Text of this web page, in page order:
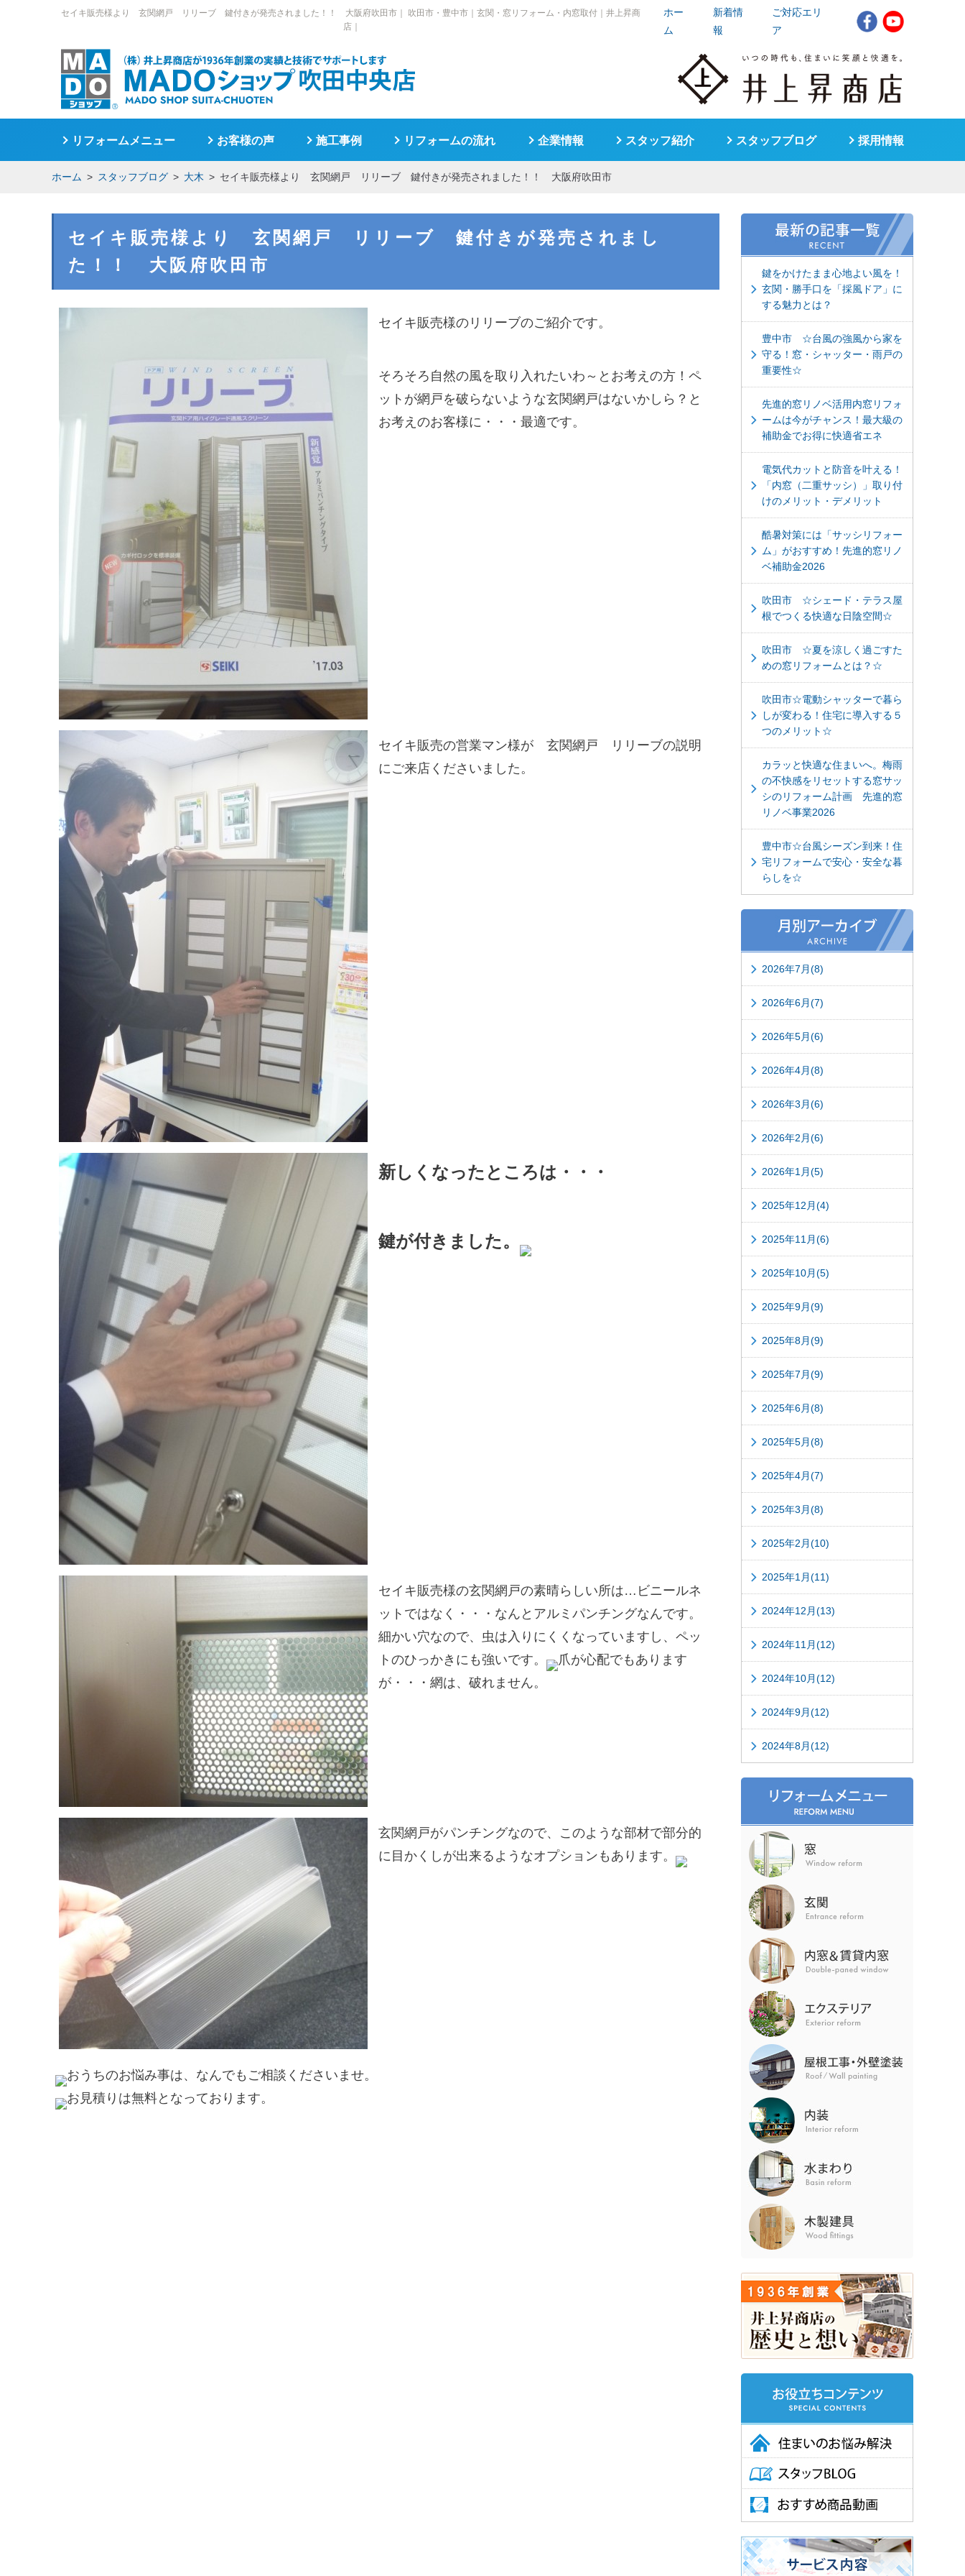
セイキ販売様より 玄関網戸 リリーブ 鍵付きが発売されました！！ 大阪府吹田市｜
吹田市・豊中市｜玄関・窓リフォーム・内窓取付｜井上昇商
店｜
ホーム スタッフブログ 大木 セイキ販売様より 玄関網戸 リリーブ 鍵付きが発売されました！！ 大阪府吹田市
ホー
ム
新着情
報
ご対応エリ
ア
リフォームメニュー お客様の声 施工事例 リフォームの流れ 企業情報 スタッフ紹介 スタッフブログ 採用情報
セイキ販売様より 玄関網戸 リリーブ 鍵付きが発売されまし
た！！ 大阪府吹田市
セイキ販売様のリリーブのご紹介です。
そろそろ自然の風を取り入れたいわ～とお考えの方！ペ
ットが網戸を破らないような玄関網戸はないかしら？と
お考えのお客様に・・・最適です。
セイキ販売の営業マン様が 玄関網戸 リリーブの説明
にご来店くださいました。
新しくなったところは・・・
鍵が付きました。
セイキ販売様の玄関網戸の素晴らしい所は…ビニールネ
ットではなく・・・なんとアルミパンチングなんです。
細かい穴なので、虫は入りにくくなっていますし、ペッ
トのひっかきにも強いです。
爪が心配でもあります
が・・・網は、破れません。
玄関網戸がパンチングなので、このような部材で部分的
に目かくしが出来るようなオプションもあります。
おうちのお悩み事は、なんでもご相談くださいませ。
お見積りは無料となっております。
鍵をかけたまま心地よい風を！
玄関・勝手口を「採風ドア」に
する魅力とは？
豊中市 ☆台風の強風から家を
守る！窓・シャッター・雨戸の
重要性☆
先進的窓リノベ活用内窓リフォ
ームは今がチャンス！最大級の
補助金でお得に快適省エネ
電気代カットと防音を叶える！
「内窓（二重サッシ）」取り付
けのメリット・デメリット
酷暑対策には「サッシリフォー
ム」がおすすめ！先進的窓リノ
ベ補助金2026
吹田市 ☆シェード・テラス屋
根でつくる快適な日陰空間☆
吹田市 ☆夏を涼しく過ごすた
めの窓リフォームとは？☆
吹田市☆電動シャッターで暮ら
しが変わる！住宅に導入する５
つのメリット☆
カラッと快適な住まいへ。梅雨
の不快感をリセットする窓サッ
シのリフォーム計画 先進的窓
リノベ事業2026
豊中市☆台風シーズン到来！住
宅リフォームで安心・安全な暮
らしを☆
2026年7月(8)
2026年6月(7)
2026年5月(6)
2026年4月(8)
2026年3月(6)
2026年2月(6)
2026年1月(5)
2025年12月(4)
2025年11月(6)
2025年10月(5)
2025年9月(9)
2025年8月(9)
2025年7月(9)
2025年6月(8)
2025年5月(8)
2025年4月(7)
2025年3月(8)
2025年2月(10)
2025年1月(11)
2024年12月(13)
2024年11月(12)
2024年10月(12)
2024年9月(12)
2024年8月(12)